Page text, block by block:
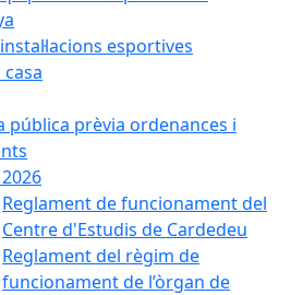
esportives
pública prèvia ordenances i
Reglament de funcionament del
Centre d'Estudis de Cardedeu
Reglament del règim de
funcionament de l’òrgan de